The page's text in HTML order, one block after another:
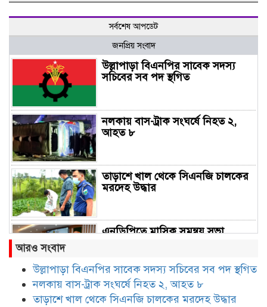
সর্বশেষ আপডেট
জনপ্রিয় সংবাদ
উল্লাপাড়া বিএনপির সাবেক সদস্য
সচিবের সব পদ স্থগিত
নলকায় বাস-ট্রাক সংঘর্ষে নিহত ২,
আহত ৮
তাড়াশে খাল থেকে সিএনজি চালকের
মরদেহ উদ্ধার
এনডিপিতে মাসিক সমন্বয় সভা,
যমুনার পানি আরও ৪-৫ দিন বাড়তে
পারে, তবে বন্যার ঝুঁকি নেই
আরও সংবাদ
উল্লাপাড়া বিএনপির সাবেক সদস্য সচিবের সব পদ স্থগিত
নলকায় বাস-ট্রাক সংঘর্ষে নিহত ২, আহত ৮
তাড়াশে খাল থেকে সিএনজি চালকের মরদেহ উদ্ধার